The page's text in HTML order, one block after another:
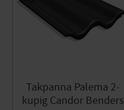
Takpanna Palema 2-
kupig Candor Benders